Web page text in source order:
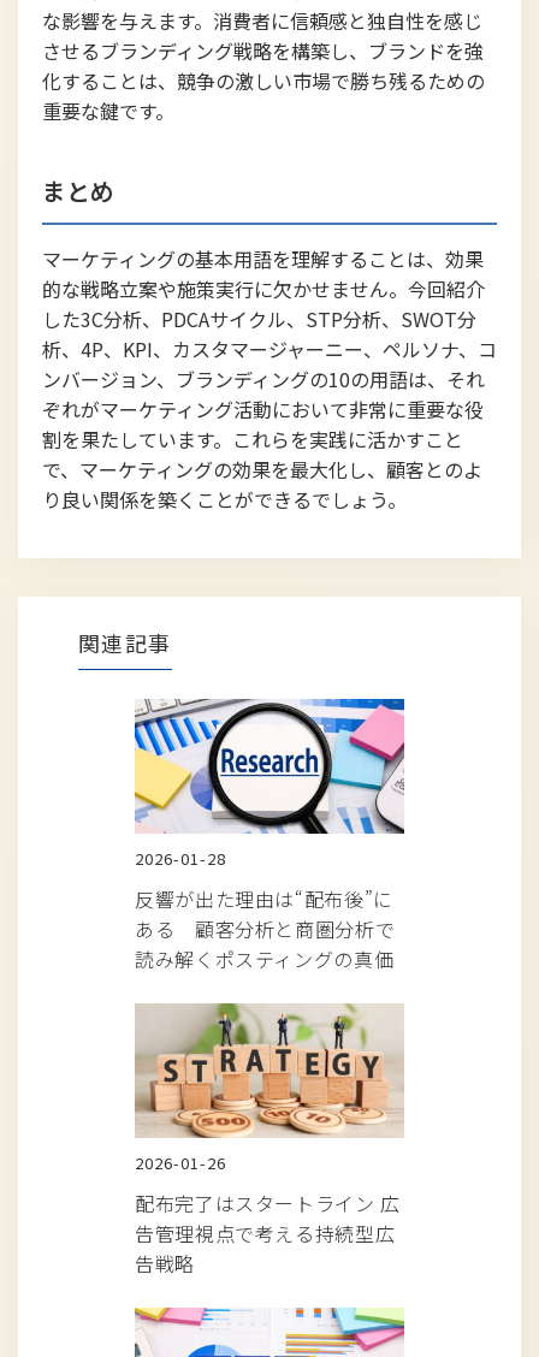
な影響を与えます。消費者に信頼感と独自性を感じ
させるブランディング戦略を構築し、ブランドを強
化することは、競争の激しい市場で勝ち残るための
重要な鍵です。
まとめ
マーケティングの基本用語を理解することは、効果
的な戦略立案や施策実行に欠かせません。今回紹介
した3C分析、PDCAサイクル、STP分析、SWOT分
析、4P、KPI、カスタマージャーニー、ペルソナ、コ
ンバージョン、ブランディングの10の用語は、それ
ぞれがマーケティング活動において非常に重要な役
割を果たしています。これらを実践に活かすこと
で、マーケティングの効果を最大化し、顧客とのよ
り良い関係を築くことができるでしょう。
関連記事
2026-01-28
反響が出た理由は“配布後”に
ある 顧客分析と商圏分析で
読み解くポスティングの真価
2026-01-26
配布完了はスタートライン 広
告管理視点で考える持続型広
告戦略